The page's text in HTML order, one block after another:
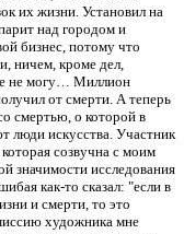
их жизни. Установил на
над городом и
бизнес, потому что
ничем, кроме дел,
не могу… Миллион
от смерти. А теперь
смертью, о которой в
люди искусства. Участник
созвучна с моим
значимости исследования
как-то сказал: "если в
и смерти, то это
художника мне